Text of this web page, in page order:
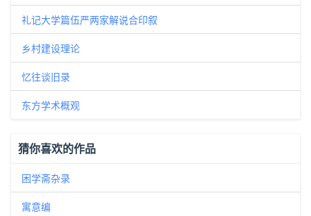
礼记大学篇伍严两家解说合印叙
乡村建设理论
忆往谈旧录
东方学术概观
猜你喜欢的作品
困学斋杂录
寓意编